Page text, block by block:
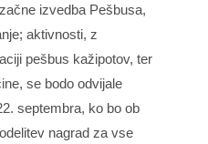
izvedba Pešbusa,
aktivnosti, z
pešbus kažipotov, ter
se bodo odvijale
septembra, ko bo ob
nagrad za vse